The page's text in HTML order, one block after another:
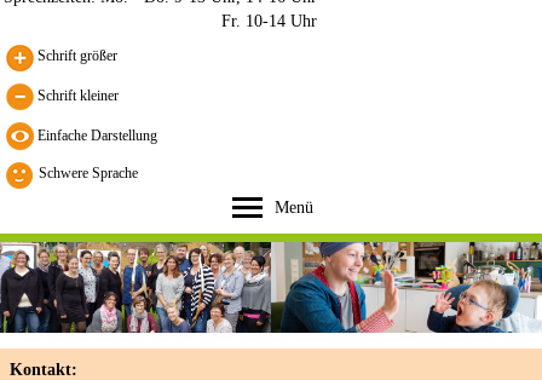
Fr. 10-14 Uhr
Schrift größer
Schrift kleiner
Schwere Sprache
Menü
Kontakt: